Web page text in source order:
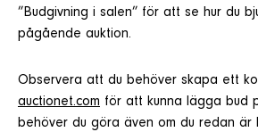
”Budgivning i salen” för att se hur du
pågående auktion.
Observera att du behöver skapa ett
auctionet.com för att kunna lägga bud
behöver du göra även om du redan är